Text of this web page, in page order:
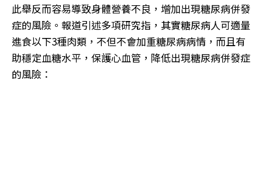
此舉反而容易導致身體營養不良，增加出現糖尿病併發
症的風險。報道引述多項研究指，其實糖尿病人可適量
進食以下3種肉類，不但不會加重糖尿病病情，而且有
助穩定血糖水平，保護心血管，降低出現糖尿病併發症
的風險：